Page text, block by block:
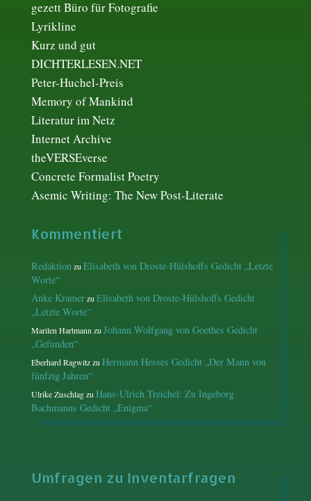
gezett Büro für Fotografie
Lyrikline
Kurz und gut
DICHTERLESEN.NET
Peter-Huchel-Preis
Memory of Mankind
Literatur im Netz
Internet Archive
theVERSEverse
Concrete Formalist Poetry
Asemic Writing: The New Post-Literate
Kommentiert
RedaktionzuElisabeth von Droste-Hülshoffs Gedicht „Letzte
Worte“
Anke KramerzuElisabeth von Droste-Hülshoffs Gedicht
„Letzte Worte“
Marilen HartmannzuJohann Wolfgang von Goethes Gedicht
„Gefunden“
Eberhard RagwitzzuHermann Hesses Gedicht „Der Mann von
fünfzig Jahren“
Ulrike ZuschlagzuHans-Ulrich Treichel: Zu Ingeborg
Bachmanns Gedicht „Enigma“
Umfragen zu Inventarfragen